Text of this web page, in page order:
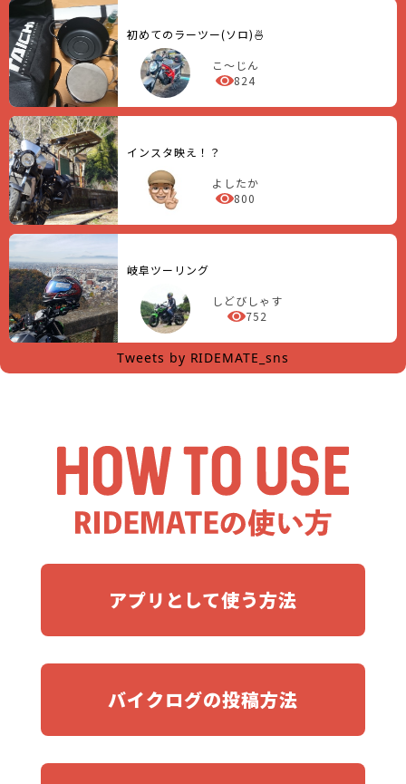
初めてのラーツー(ソロ)🍜
こ～じん
824
インスタ映え！？
よしたか
800
岐阜ツーリング
しどびしゃす
752
Tweets by RIDEMATE_sns
アプリとして使う方法
バイクログの投稿方法